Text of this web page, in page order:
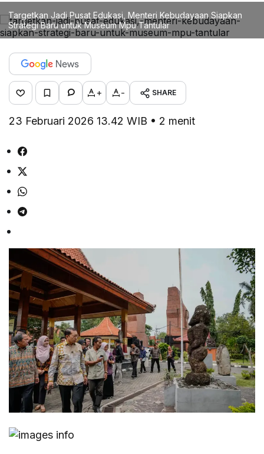
Targetkan Jadi Pusat Edukasi, Menteri Kebudayaan Siapkan
Strategi Baru untuk Museum Mpu Tantular
+ - SHARE
23 Februari 2026 13.42 WIB • 2 menit